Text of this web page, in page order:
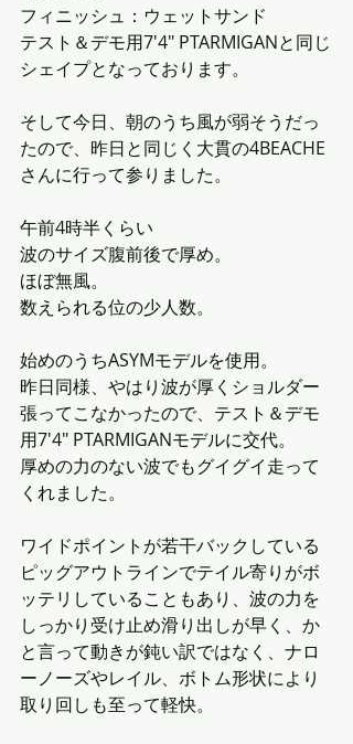
フィニッシュ：ウェットサンド
テスト＆デモ用7'4" PTARMIGANと同じ
シェイプとなっております。
そして今日、朝のうち風が弱そうだっ
たので、昨日と同じく大貫の4BEACHE
さんに行って参りました。
午前4時半くらい
波のサイズ腹前後で厚め。
ほぼ無風。
数えられる位の少人数。
始めのうちASYMモデルを使用。
昨日同様、やはり波が厚くショルダー
張ってこなかったので、テスト＆デモ
用7'4" PTARMIGANモデルに交代。
厚めの力のない波でもグイグイ走って
くれました。
ワイドポイントが若干バックしている
ピッグアウトラインでテイル寄りがボ
ッテリしていることもあり、波の力を
しっかり受け止め滑り出しが早く、か
と言って動きが鈍い訳ではなく、ナロ
ーノーズやレイル、ボトム形状により
取り回しも至って軽快。